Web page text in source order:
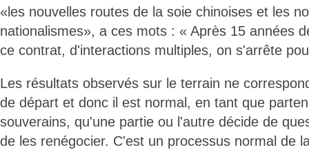
«les nouvelles routes de la soie chinoises et les
nationalismes», a ces mots : « Après 15 années
ce contrat, d'interactions multiples, on s'arrête
Les résultats observés sur le terrain ne
de départ et donc il est normal, en tant que
souverains, qu'une partie ou l'autre décide de
de les renégocier. C'est un processus normal de